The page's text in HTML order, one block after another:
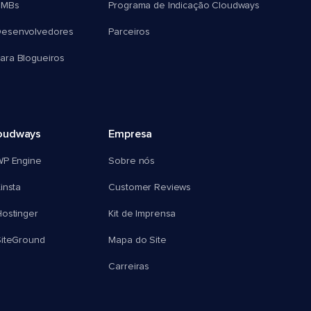
Blogueiros
Programa de Indicação Cloudways
Parceiros
Engine
Empresa
Sobre nós
Customer Reviews
Kit de Imprensa
Mapa do Site
Carreiras